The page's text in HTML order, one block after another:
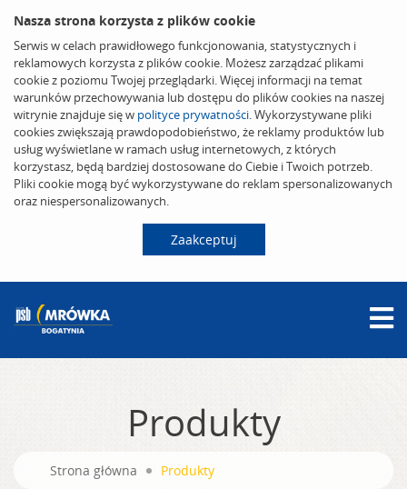
Nasza strona korzysta z plików cookie
Serwis w celach prawidłowego funkcjonowania, statystycznych i
reklamowych korzysta z plików cookie. Możesz zarządzać plikami
cookie z poziomu Twojej przeglądarki. Więcej informacji na temat
warunków przechowywania lub dostępu do plików cookies na naszej
witrynie znajduje się w polityce prywatności. Wykorzystywane pliki
cookies zwiększają prawdopodobieństwo, że reklamy produktów lub
usług wyświetlane w ramach usług internetowych, z których
korzystasz, będą bardziej dostosowane do Ciebie i Twoich potrzeb.
Pliki cookie mogą być wykorzystywane do reklam spersonalizowanych
oraz niespersonalizowanych.
Zaakceptuj
Produkty
Strona główna Produkty